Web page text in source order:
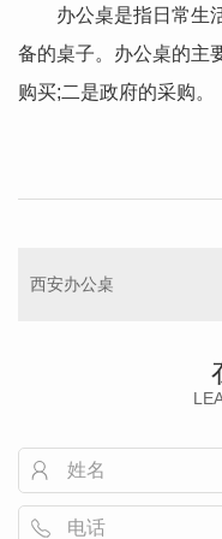
办公桌是指日常生活
备的桌子。办公桌的主
购买;二是政府的采购。
西安办公桌